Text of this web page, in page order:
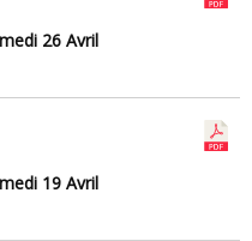
26 Avril
19 Avril